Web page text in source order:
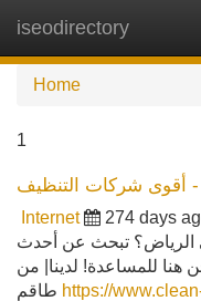
iseodirectory
Home
1
أقوى شركات التنظيف
Internet 274 days
الرياض؟ تبحث عن أحدث
هنا للمساعدة! لدينا| من
https://